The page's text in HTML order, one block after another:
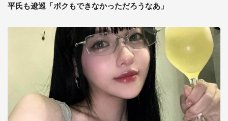
平氏も逡巡「ボクもできなかっただろうなあ」